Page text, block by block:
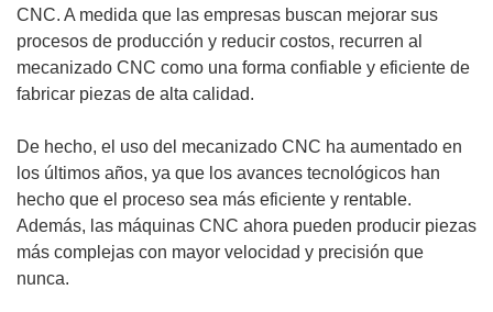
CNC. A medida que las empresas buscan mejorar sus
procesos de producción y reducir costos, recurren al
mecanizado CNC como una forma confiable y eficiente de
fabricar piezas de alta calidad.
De hecho, el uso del mecanizado CNC ha aumentado en
los últimos años, ya que los avances tecnológicos han
hecho que el proceso sea más eficiente y rentable.
Además, las máquinas CNC ahora pueden producir piezas
más complejas con mayor velocidad y precisión que
nunca.